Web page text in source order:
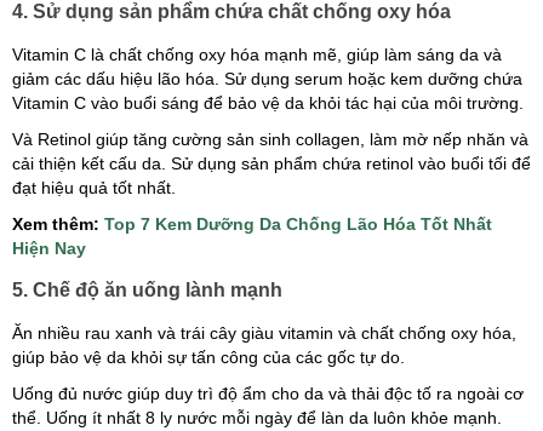
4. Sử dụng sản phẩm chứa chất chống oxy hóa
Vitamin C là chất chống oxy hóa mạnh mẽ, giúp làm sáng da và
giảm các dấu hiệu lão hóa. Sử dụng serum hoặc kem dưỡng chứa
Vitamin C vào buổi sáng để bảo vệ da khỏi tác hại của môi trường.
Và Retinol giúp tăng cường sản sinh collagen, làm mờ nếp nhăn và
cải thiện kết cấu da. Sử dụng sản phẩm chứa retinol vào buổi tối để
đạt hiệu quả tốt nhất.
Xem thêm: Top 7 Kem Dưỡng Da Chống Lão Hóa Tốt Nhất
Hiện Nay
5. Chế độ ăn uống lành mạnh
Ăn nhiều rau xanh và trái cây giàu vitamin và chất chống oxy hóa,
giúp bảo vệ da khỏi sự tấn công của các gốc tự do.
Uống đủ nước giúp duy trì độ ẩm cho da và thải độc tố ra ngoài cơ
thể. Uống ít nhất 8 ly nước mỗi ngày để làn da luôn khỏe mạnh.